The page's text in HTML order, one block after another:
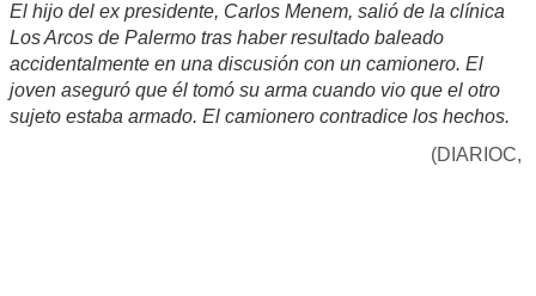
El hijo del ex presidente, Carlos Menem, salió de la clínica
Los Arcos de Palermo tras haber resultado baleado
accidentalmente en una discusión con un camionero. El
joven aseguró que él tomó su arma cuando vio que el otro
sujeto estaba armado. El camionero contradice los hechos.
(DIARIOC,